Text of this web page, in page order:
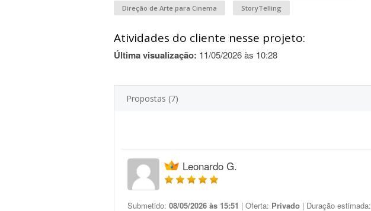
Direção de Arte para Cinema
StoryTelling
Atividades do cliente nesse projeto:
Última visualização: 11/05/2026 às 10:28
Propostas (7)
Leonardo G.
Submetido: 08/05/2026 às 15:51 | Oferta: Privado | Duração estimada: